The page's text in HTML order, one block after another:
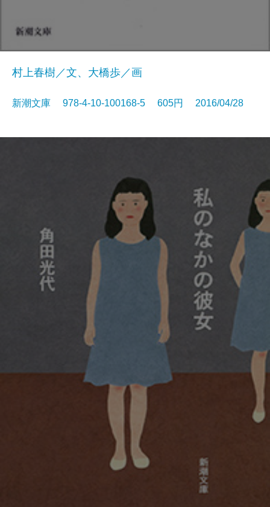
村上春樹／文、大橋歩／画
新潮文庫 978-4-10-100168-5 605円 2016/04/28